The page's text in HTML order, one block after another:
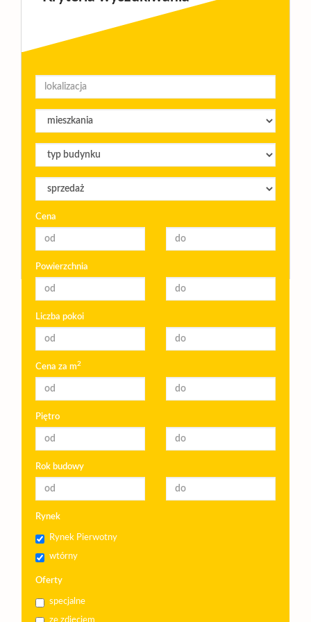
Zamienię
Kontakt
Cena
Powierzchnia
Liczba pokoi
Cena za m2
Piętro
Rok budowy
Rynek
Rynek Pierwotny
wtórny
Oferty
specjalne